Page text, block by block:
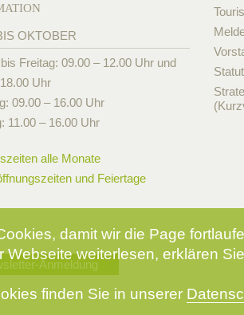
OKTOBER
Freitag: 09.00 – 12.00 Uhr und
Uhr
09.00 – 16.00 Uhr
11.00 – 16.00 Uhr
alle Monate
und Feiertage
Anmeldung
damit wir die Page
Webseite weiterlesen, erklären
finden Sie in unserer